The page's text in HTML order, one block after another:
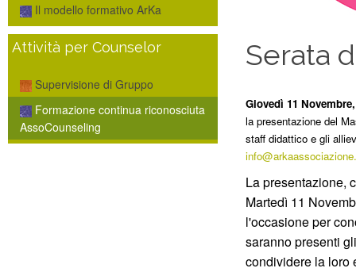
Serata
Giovedì 11
la presentazione del
staff didattico e gli
La presentazione,
Martedì 11
l'occasione per
saranno presenti
condividere la loro
Il modello formativo ArKa
Attività per Counselor
Supervisione di Gruppo
Formazione continua riconosciuta
AssoCounseling